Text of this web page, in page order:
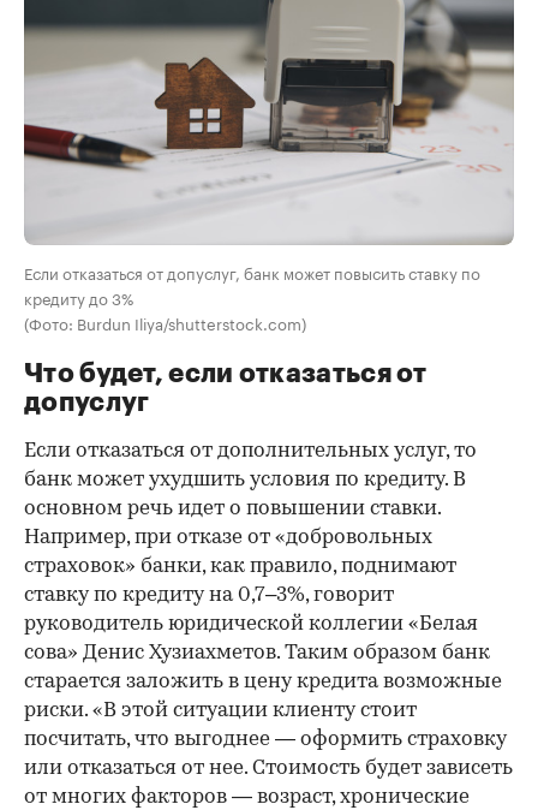
Если отказаться от допуслуг, банк может повысить ставку по
кредиту до 3%
(Фото: Burdun Iliya/shutterstock.com)
Что будет, если отказаться от
допуслуг
Если отказаться от дополнительных услуг, то
банк может ухудшить условия по кредиту. В
основном речь идет о повышении ставки.
Например, при отказе от «добровольных
страховок» банки, как правило, поднимают
ставку по кредиту на 0,7–3%, говорит
руководитель юридической коллегии «Белая
сова» Денис Хузиахметов. Таким образом банк
старается заложить в цену кредита возможные
риски. «В этой ситуации клиенту стоит
посчитать, что выгоднее — оформить страховку
или отказаться от нее. Стоимость будет зависеть
от многих факторов — возраст, хронические